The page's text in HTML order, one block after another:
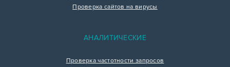
Проверка сайтов на вирусы
АНАЛИТИЧЕСКИЕ
Проверка частотности запросов